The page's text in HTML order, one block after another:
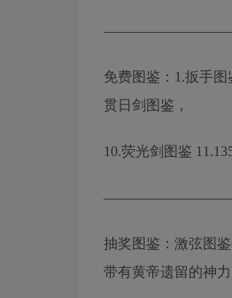
免费图鉴：1.扳手
贯日剑图鉴，
10.荧光剑图鉴
抽奖图鉴：激弦图
带有黄帝遗留的神